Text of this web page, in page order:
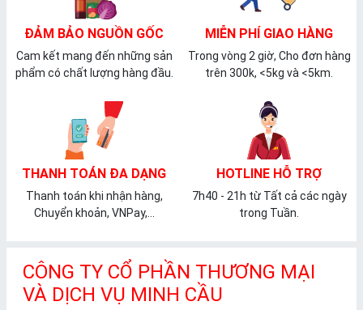
ĐẢM BẢO NGUỒN GỐC
Cam kết mang đến những sản
phẩm có chất lượng hàng đầu.
MIỄN PHÍ GIAO HÀNG
Trong vòng 2 giờ, Cho đơn hàng
trên 300k, <5kg và <5km.
THANH TOÁN ĐA DẠNG
Thanh toán khi nhận hàng,
Chuyển khoản, VNPay,...
HOTLINE HỖ TRỢ
7h40 - 21h từ Tất cả các ngày
trong Tuần.
CÔNG TY CỔ PHẦN THƯƠNG MẠI
VÀ DỊCH VỤ MINH CẦU